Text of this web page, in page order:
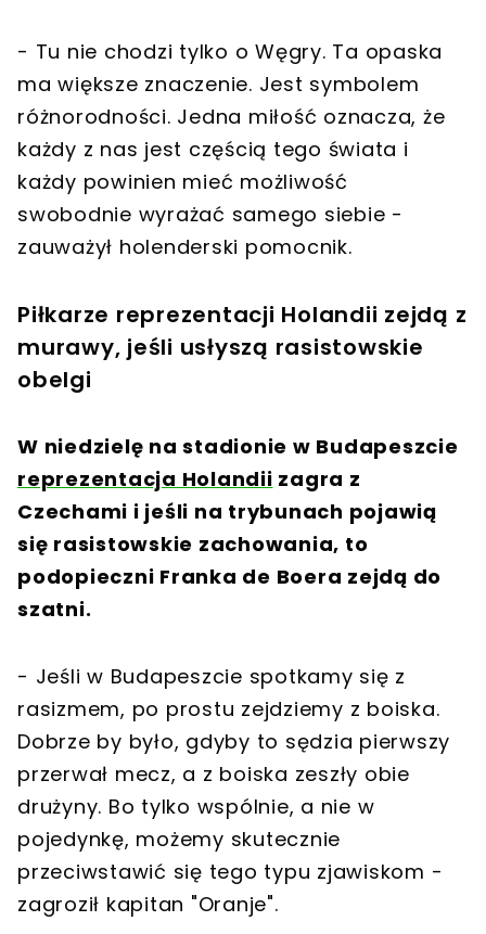
- Tu nie chodzi tylko o Węgry. Ta opaska
ma większe znaczenie. Jest symbolem
różnorodności. Jedna miłość oznacza, że
każdy z nas jest częścią tego świata i
każdy powinien mieć możliwość
swobodnie wyrażać samego siebie -
zauważył holenderski pomocnik.
Piłkarze reprezentacji Holandii zejdą z
murawy, jeśli usłyszą rasistowskie
obelgi
W niedzielę na stadionie w Budapeszcie
reprezentacja Holandii zagra z
Czechami i jeśli na trybunach pojawią
się rasistowskie zachowania, to
podopieczni Franka de Boera zejdą do
szatni.
- Jeśli w Budapeszcie spotkamy się z
rasizmem, po prostu zejdziemy z boiska.
Dobrze by było, gdyby to sędzia pierwszy
przerwał mecz, a z boiska zeszły obie
drużyny. Bo tylko wspólnie, a nie w
pojedynkę, możemy skutecznie
przeciwstawić się tego typu zjawiskom -
zagroził kapitan "Oranje".